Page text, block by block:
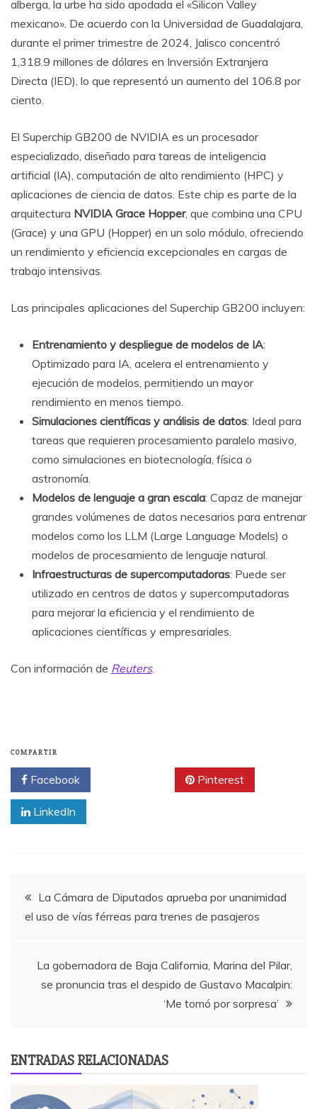
alberga, la urbe ha sido apodada el «Silicon Valley
mexicano». De acuerdo con la Universidad de Guadalajara,
durante el primer trimestre de 2024, Jalisco concentró
1,318.9 millones de dólares en Inversión Extranjera
Directa (IED), lo que representó un aumento del 106.8 por
ciento.
El Superchip GB200 de NVIDIA es un procesador
especializado, diseñado para tareas de inteligencia
artificial (IA), computación de alto rendimiento (HPC) y
aplicaciones de ciencia de datos. Este chip es parte de la
arquitectura NVIDIA Grace Hopper, que combina una CPU
(Grace) y una GPU (Hopper) en un solo módulo, ofreciendo
un rendimiento y eficiencia excepcionales en cargas de
trabajo intensivas.
Las principales aplicaciones del Superchip GB200 incluyen:
Entrenamiento y despliegue de modelos de IA:
Optimizado para IA, acelera el entrenamiento y
ejecución de modelos, permitiendo un mayor
rendimiento en menos tiempo.
Simulaciones científicas y análisis de datos: Ideal para
tareas que requieren procesamiento paralelo masivo,
como simulaciones en biotecnología, física o
astronomía.
Modelos de lenguaje a gran escala: Capaz de manejar
grandes volúmenes de datos necesarios para entrenar
modelos como los LLM (Large Language Models) o
modelos de procesamiento de lenguaje natural.
Infraestructuras de supercomputadoras: Puede ser
utilizado en centros de datos y supercomputadoras
para mejorar la eficiencia y el rendimiento de
aplicaciones científicas y empresariales.
Con información de Reuters.
COMPARTIR
Facebook Pinterest
LinkedIn
Navegación
entradas
La Cámara de Diputados aprueba por unanimidad
el uso de vías férreas para trenes de pasajeros
La gobernadora de Baja California, Marina del Pilar,
se pronuncia tras el despido de Gustavo Macalpin:
‘Me tomó por sorpresa’
ENTRADAS RELACIONADAS